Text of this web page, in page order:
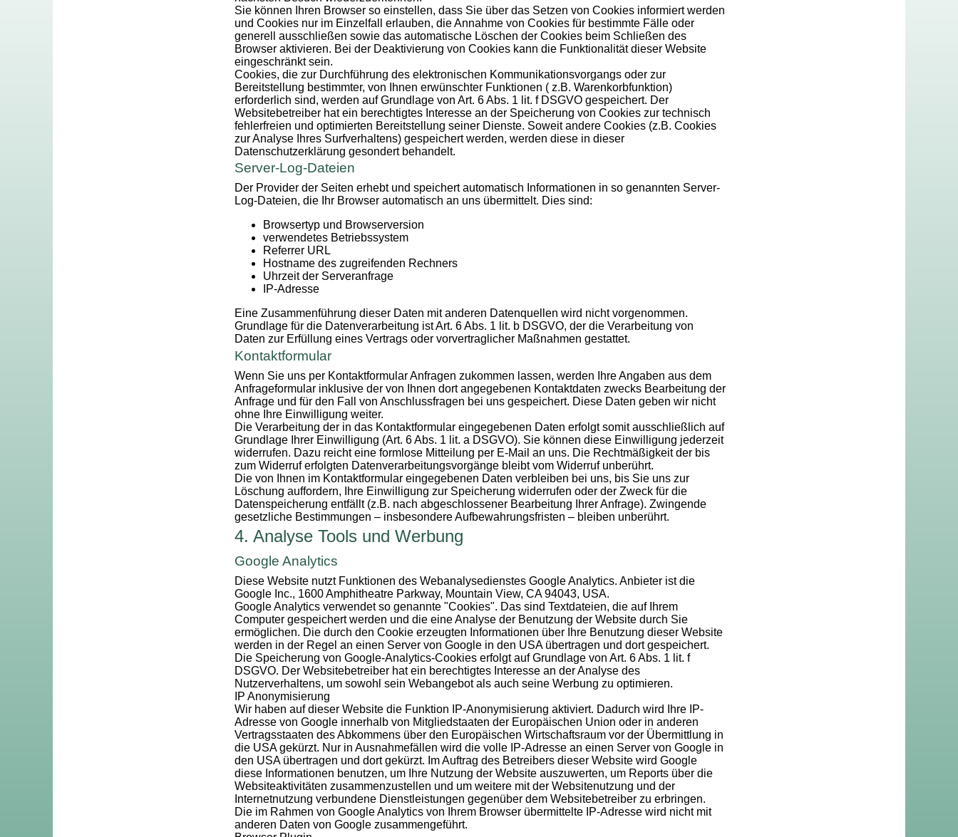
Sie können Ihren Browser so einstellen, dass Sie über das Setzen von Cookies informiert werden
und Cookies nur im Einzelfall erlauben, die Annahme von Cookies für bestimmte Fälle oder
generell ausschließen sowie das automatische Löschen der Cookies beim Schließen des
Browser aktivieren. Bei der Deaktivierung von Cookies kann die Funktionalität dieser Website
eingeschränkt sein.
Cookies, die zur Durchführung des elektronischen Kommunikationsvorgangs oder zur
Bereitstellung bestimmter, von Ihnen erwünschter Funktionen ( z.B. Warenkorbfunktion)
erforderlich sind, werden auf Grundlage von Art. 6 Abs. 1 lit. f DSGVO gespeichert. Der
Websitebetreiber hat ein berechtigtes Interesse an der Speicherung von Cookies zur technisch
fehlerfreien und optimierten Bereitstellung seiner Dienste. Soweit andere Cookies (z.B. Cookies
zur Analyse Ihres Surfverhaltens) gespeichert werden, werden diese in dieser
Datenschutzerklärung gesondert behandelt.
Server-Log-Dateien
Der Provider der Seiten erhebt und speichert automatisch Informationen in so genannten Server-
Log-Dateien, die Ihr Browser automatisch an uns übermittelt. Dies sind:
Browsertyp und Browserversion
verwendetes Betriebssystem
Referrer URL
Hostname des zugreifenden Rechners
Uhrzeit der Serveranfrage
IP-Adresse
Eine Zusammenführung dieser Daten mit anderen Datenquellen wird nicht vorgenommen.
Grundlage für die Datenverarbeitung ist Art. 6 Abs. 1 lit. b DSGVO, der die Verarbeitung von
Daten zur Erfüllung eines Vertrags oder vorvertraglicher Maßnahmen gestattet.
Kontaktformular
Wenn Sie uns per Kontaktformular Anfragen zukommen lassen, werden Ihre Angaben aus dem
Anfrageformular inklusive der von Ihnen dort angegebenen Kontaktdaten zwecks Bearbeitung der
Anfrage und für den Fall von Anschlussfragen bei uns gespeichert. Diese Daten geben wir nicht
ohne Ihre Einwilligung weiter.
Die Verarbeitung der in das Kontaktformular eingegebenen Daten erfolgt somit ausschließlich auf
Grundlage Ihrer Einwilligung (Art. 6 Abs. 1 lit. a DSGVO). Sie können diese Einwilligung jederzeit
widerrufen. Dazu reicht eine formlose Mitteilung per E-Mail an uns. Die Rechtmäßigkeit der bis
zum Widerruf erfolgten Datenverarbeitungsvorgänge bleibt vom Widerruf unberührt.
Die von Ihnen im Kontaktformular eingegebenen Daten verbleiben bei uns, bis Sie uns zur
Löschung auffordern, Ihre Einwilligung zur Speicherung widerrufen oder der Zweck für die
Datenspeicherung entfällt (z.B. nach abgeschlossener Bearbeitung Ihrer Anfrage). Zwingende
gesetzliche Bestimmungen – insbesondere Aufbewahrungsfristen – bleiben unberührt.
4. Analyse Tools und Werbung
Google Analytics
Diese Website nutzt Funktionen des Webanalysedienstes Google Analytics. Anbieter ist die
Google Inc., 1600 Amphitheatre Parkway, Mountain View, CA 94043, USA.
Google Analytics verwendet so genannte "Cookies". Das sind Textdateien, die auf Ihrem
Computer gespeichert werden und die eine Analyse der Benutzung der Website durch Sie
ermöglichen. Die durch den Cookie erzeugten Informationen über Ihre Benutzung dieser Website
werden in der Regel an einen Server von Google in den USA übertragen und dort gespeichert.
Die Speicherung von Google-Analytics-Cookies erfolgt auf Grundlage von Art. 6 Abs. 1 lit. f
DSGVO. Der Websitebetreiber hat ein berechtigtes Interesse an der Analyse des
Nutzerverhaltens, um sowohl sein Webangebot als auch seine Werbung zu optimieren.
IP Anonymisierung
Wir haben auf dieser Website die Funktion IP-Anonymisierung aktiviert. Dadurch wird Ihre IP-
Adresse von Google innerhalb von Mitgliedstaaten der Europäischen Union oder in anderen
Vertragsstaaten des Abkommens über den Europäischen Wirtschaftsraum vor der Übermittlung in
die USA gekürzt. Nur in Ausnahmefällen wird die volle IP-Adresse an einen Server von Google in
den USA übertragen und dort gekürzt. Im Auftrag des Betreibers dieser Website wird Google
diese Informationen benutzen, um Ihre Nutzung der Website auszuwerten, um Reports über die
Websiteaktivitäten zusammenzustellen und um weitere mit der Websitenutzung und der
Internetnutzung verbundene Dienstleistungen gegenüber dem Websitebetreiber zu erbringen.
Die im Rahmen von Google Analytics von Ihrem Browser übermittelte IP-Adresse wird nicht mit
anderen Daten von Google zusammengeführt.